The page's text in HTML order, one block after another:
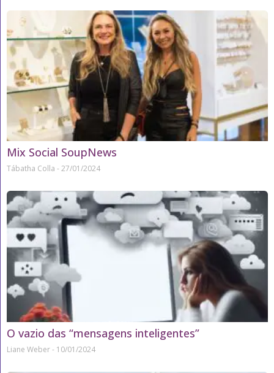
Mix Social SoupNews
Tábatha Colla 27/01/2024
O vazio das “mensagens inteligentes”
Liane Weber 10/01/2024